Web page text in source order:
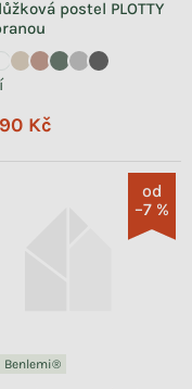
postel PLOTTY
Kč
od
–7 %
Benlemi®